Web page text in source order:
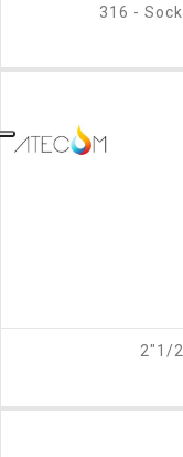
316 -
2"1/2